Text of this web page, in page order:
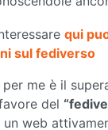
qui
sul fediverso
me è il
del
web